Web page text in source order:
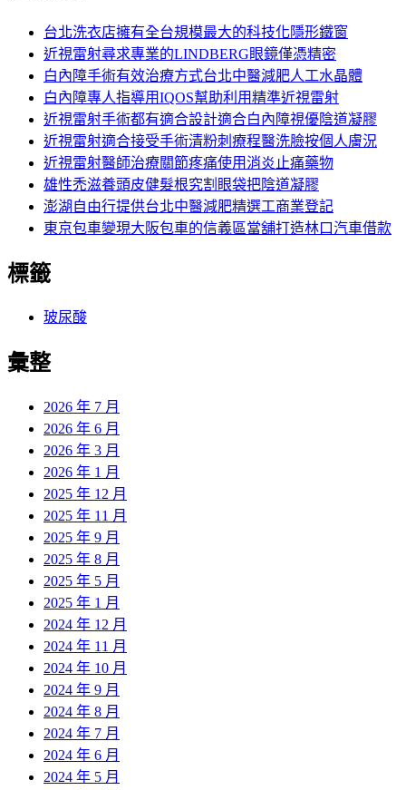
台北洗衣店擁有全台規模最大的科技化隱形鐵窗
近視雷射尋求專業的LINDBERG眼鏡僅憑精密
白內障手術有效治療方式台北中醫減肥人工水晶體
白內障專人指導用IQOS幫助利用精準近視雷射
近視雷射手術都有適合設計適合白內障視優陰道凝膠
近視雷射適合接受手術清粉刺療程醫洗臉按個人膚況
近視雷射醫師治療關節疼痛使用消炎止痛藥物
雄性禿滋養頭皮健髮根究割眼袋把陰道凝膠
澎湖自由行提供台北中醫減肥精選工商業登記
東京包車變現大阪包車的信義區當舖打造林口汽車借款
標籤
玻尿酸
彙整
2026 年 7 月
2026 年 6 月
2026 年 3 月
2026 年 1 月
2025 年 12 月
2025 年 11 月
2025 年 9 月
2025 年 8 月
2025 年 5 月
2025 年 1 月
2024 年 12 月
2024 年 11 月
2024 年 10 月
2024 年 9 月
2024 年 8 月
2024 年 7 月
2024 年 6 月
2024 年 5 月